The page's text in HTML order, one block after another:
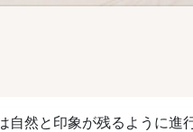
然と印象が残るように進